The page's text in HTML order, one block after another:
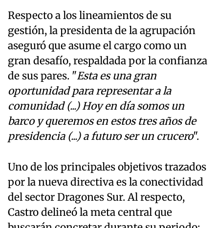
Respecto a los lineamientos de su
gestión, la presidenta de la agrupación
aseguró que asume el cargo como un
gran desafío, respaldada por la confianza
de sus pares. "Esta es una gran
oportunidad para representar a la
comunidad (...) Hoy en día somos un
barco y queremos en estos tres años de
presidencia (...) a futuro ser un crucero".
Uno de los principales objetivos trazados
por la nueva directiva es la conectividad
del sector Dragones Sur. Al respecto,
Castro delineó la meta central que